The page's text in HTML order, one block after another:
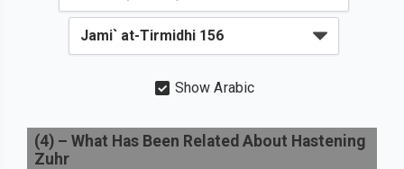
Show Arabic
(4) – What Has Been Related About Hastening
Zuhr